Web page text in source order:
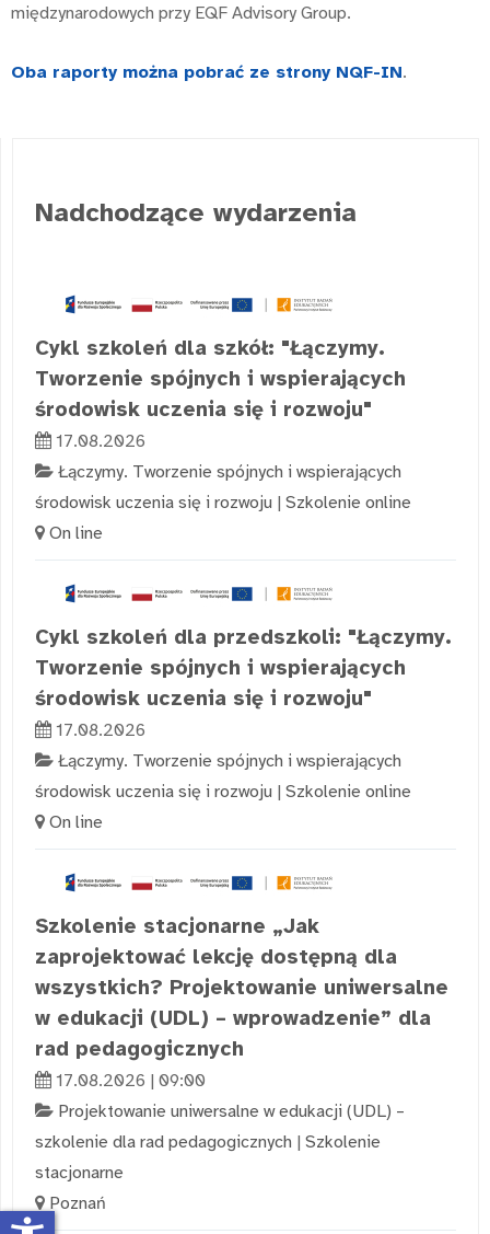
międzynarodowych przy EQF Advisory Group.
Oba raporty można pobrać ze strony NQF-IN.
Nadchodzące wydarzenia
Cykl szkoleń dla szkół: "Łączymy.
Tworzenie spójnych i wspierających
środowisk uczenia się i rozwoju"
17.08.2026
Łączymy. Tworzenie spójnych i wspierających
środowisk uczenia się i rozwoju | Szkolenie online
On line
Cykl szkoleń dla przedszkoli: "Łączymy.
Tworzenie spójnych i wspierających
środowisk uczenia się i rozwoju"
17.08.2026
Łączymy. Tworzenie spójnych i wspierających
środowisk uczenia się i rozwoju | Szkolenie online
On line
Szkolenie stacjonarne „Jak
zaprojektować lekcję dostępną dla
wszystkich? Projektowanie uniwersalne
w edukacji (UDL) – wprowadzenie” dla
rad pedagogicznych
17.08.2026 | 09:00
Projektowanie uniwersalne w edukacji (UDL) –
szkolenie dla rad pedagogicznych | Szkolenie
stacjonarne
Poznań